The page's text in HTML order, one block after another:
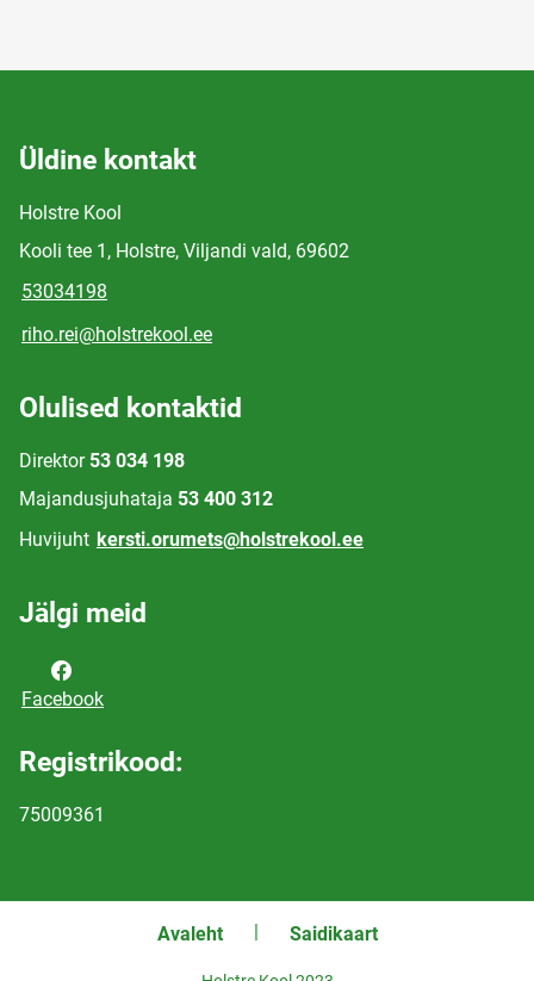
Üldine kontakt
Holstre Kool
Kooli tee 1, Holstre, Viljandi vald, 69602
53034198
riho.rei@holstrekool.ee
Olulised kontaktid
Direktor 53 034 198
Majandusjuhataja 53 400 312
Huvijuht kersti.orumets@holstrekool.ee
Jälgi meid
Facebook
Registrikood:
75009361
Avaleht Saidikaart